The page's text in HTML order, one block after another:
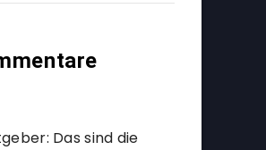
Das sind die